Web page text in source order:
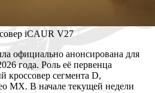
iCAUR V27
официально анонсирована для
года. Роль её первенца
кроссовер сегмента D,
MX. В начале текущей недели